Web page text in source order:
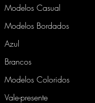
Modelos Casual
Modelos Bordados
Azul
Brancos
Modelos Coloridos
Vale-presente